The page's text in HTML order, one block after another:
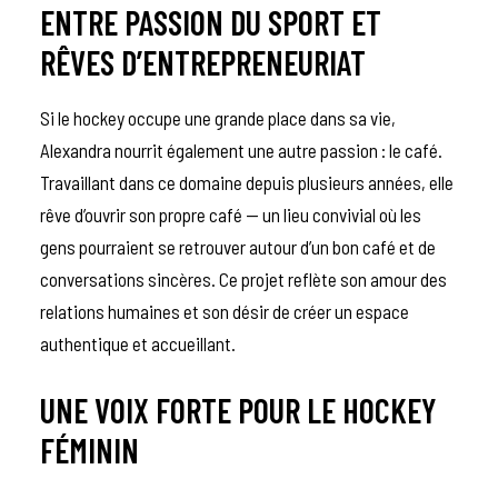
ENTRE PASSION DU SPORT ET
RÊVES D’ENTREPRENEURIAT
Si le hockey occupe une grande place dans sa vie,
Alexandra nourrit également une autre passion : le café.
Travaillant dans ce domaine depuis plusieurs années, elle
rêve d’ouvrir son propre café — un lieu convivial où les
gens pourraient se retrouver autour d’un bon café et de
conversations sincères. Ce projet reflète son amour des
relations humaines et son désir de créer un espace
authentique et accueillant.
UNE VOIX FORTE POUR LE HOCKEY
FÉMININ